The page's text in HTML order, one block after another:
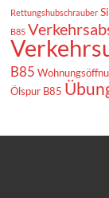
Rettungshubschrauber
B85
B85
Ölspur B85